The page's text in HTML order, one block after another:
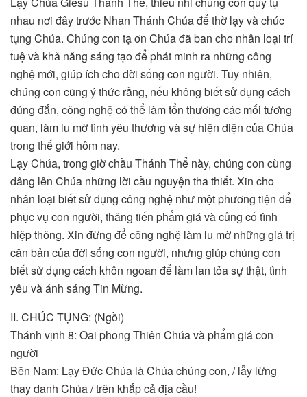
nhau nơi đây trước Nhan Thánh Chúa để thờ lạy và chúc
tụng Chúa. Chúng con tạ ơn Chúa đã ban cho nhân loại trí
tuệ và khả năng sáng tạo để phát minh ra những công
nghệ mới, giúp ích cho đời sống con người. Tuy nhiên,
chúng con cũng ý thức rằng, nếu không biết sử dụng cách
đúng đắn, công nghệ có thể làm tổn thương các mối tương
quan, làm lu mờ tình yêu thương và sự hiện diện của Chúa
trong thế giới hôm nay.
Lạy Chúa, trong giờ chầu Thánh Thể này, chúng con cùng
dâng lên Chúa những lời cầu nguyện tha thiết. Xin cho
nhân loại biết sử dụng công nghệ như một phương tiện để
phục vụ con người, thăng tiến phẩm giá và củng cố tình
hiệp thông. Xin đừng để công nghệ làm lu mờ những giá trị
căn bản của đời sống con người, nhưng giúp chúng con
biết sử dụng cách khôn ngoan để làm lan tỏa sự thật, tình
yêu và ánh sáng Tin Mừng.
II. CHÚC TỤNG: (Ngồi)
Thánh vịnh 8: Oai phong Thiên Chúa và phẩm giá con
người
Bên Nam: Lạy Đức Chúa là Chúa chúng con, / lẫy lừng
thay danh Chúa / trên khắp cả địa cầu!